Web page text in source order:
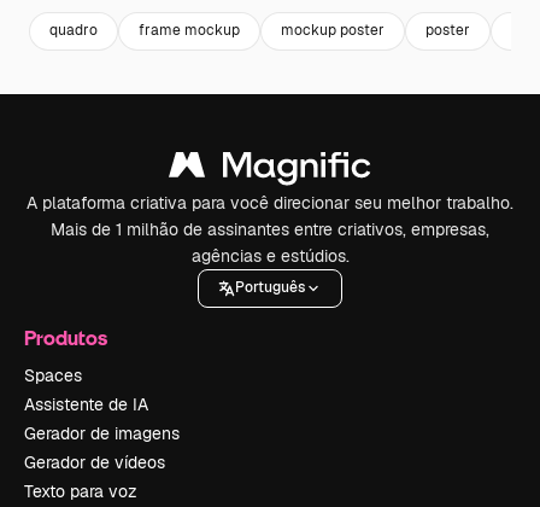
quadro frame mockup mockup poster poster
A plataforma criativa para você direcionar seu melhor trabalho.
Mais de 1 milhão de assinantes entre criativos, empresas,
agências e estúdios.
Português
Produtos
Spaces
Assistente de IA
Gerador de imagens
Gerador de vídeos
Texto para voz